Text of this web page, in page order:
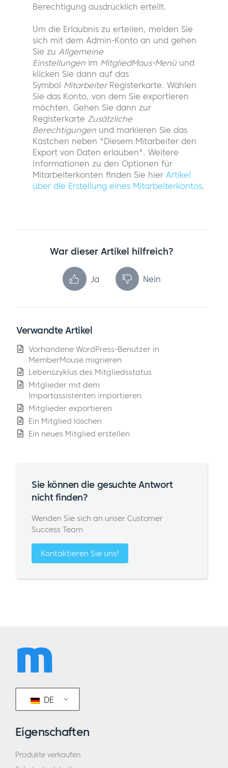
Berechtigung ausdrücklich erteilt.
Um die Erlaubnis zu erteilen, melden Sie
sich mit dem Admin-Konto an und gehen
Sie zu Allgemeine
Einstellungen im MitgliedMaus-Menüund
klicken Sie dann auf das
Symbol MitarbeiterRegisterkarte. Wählen
Sie das Konto, von dem Sie exportieren
möchten. Gehen Sie dann zur
Registerkarte Zusätzliche
Berechtigungen und markieren Sie das
Kästchen neben "Diesem Mitarbeiter den
Export von Daten erlauben". Weitere
Informationen zu den Optionen für
Mitarbeiterkonten finden Sie hier Artikel
über die Erstellung eines Mitarbeiterkontos.
War dieser Artikel hilfreich?
Ja Nein
Verwandte Artikel
Vorhandene WordPress-Benutzer in
MemberMouse migrieren
Lebenszyklus des Mitgliedsstatus
Mitglieder mit dem
Importassistenten importieren
Mitglieder exportieren
Ein Mitglied löschen
Ein neues Mitglied erstellen
Sie können die gesuchte Antwort
nicht finden?
Wenden Sie sich an unser Customer
Success Team
Kontaktieren Sie uns!
DE
Eigenschaften
Produkte verkaufen